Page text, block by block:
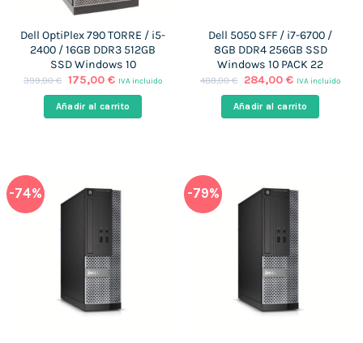
Dell OptiPlex 790 TORRE / i5-
2400 / 16GB DDR3 512GB
SSD Windows 10
399,00€ El
original
era:
175,00 €El
actual
es:
IVA incluido
Añadir al carrito
Dell 5050 SFF / i7-6700 /
8GB DDR4 256GB SSD
Windows 10 PACK 22
488,00€
El
original
era:
284,00 €El
actual
es:
IVA incluido
Añadir al carrito
-74% -79%